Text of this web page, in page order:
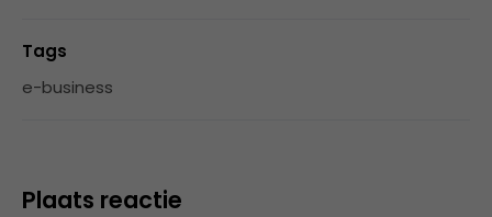
Tags
e-business
Plaats reactie